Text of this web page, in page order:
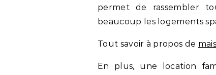
permet de rassembler
beaucoup les logements
Tout savoir à propos de
En plus, une location